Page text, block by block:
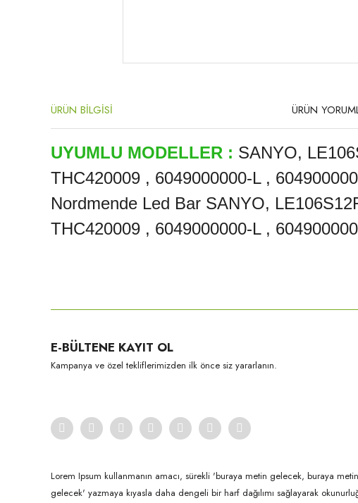
ÜRÜN BİLGİSİ ÜRÜN
UYUMLU MODELLER : SANYO,
THC420009 , 6049000000-L ,
Nordmende Led Bar SANYO,
THC420009 , 6049000000-L ,
Ürün açıklamasında eksik bilgiler bulunuyor.
Ürün bilgilerinde hatalar bulunuyor.
E-BÜLTENE KAYIT OL
Kampanya ve özel tekliflerimizden ilk önce siz yararlanın.
Lorem Ipsum kullanmanın amacı, sürekli 'buraya metin gelecek, buraya metin
gelecek' yazmaya kıyasla daha dengeli bir harf dağılımı sağlayarak